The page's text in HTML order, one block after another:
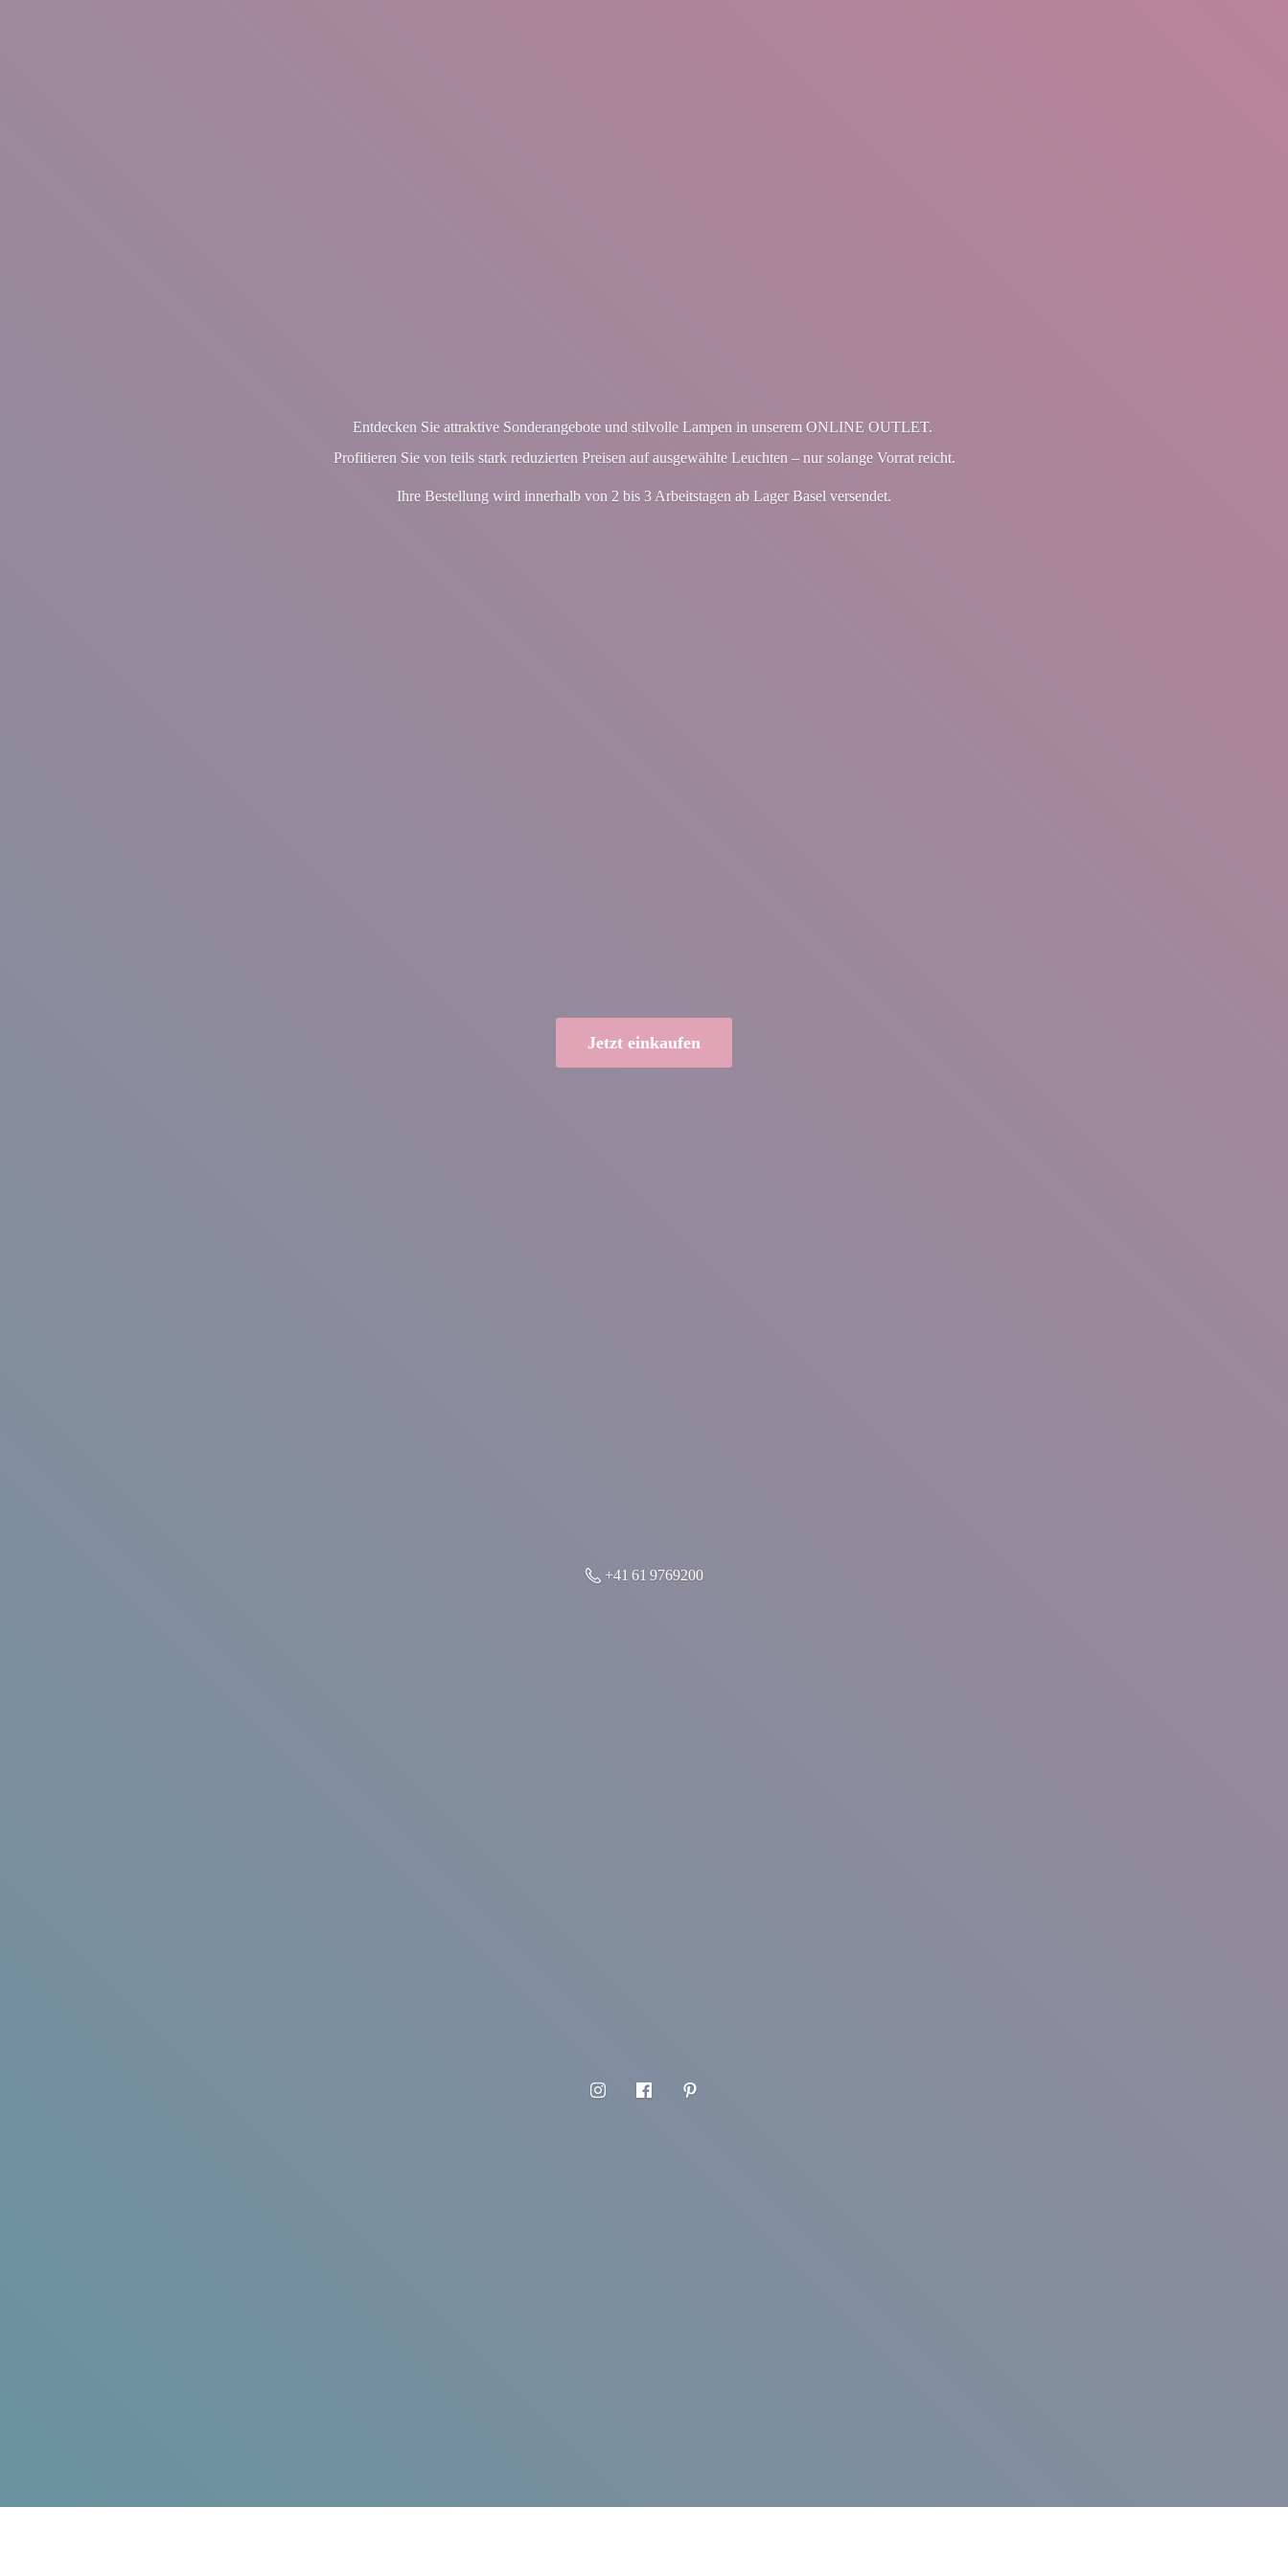
Entdecken Sie attraktive Sonderangebote und stilvolle Lampen in unserem ONLINE OUTLET.
Profitieren Sie von teils stark reduzierten Preisen auf ausgewählte Leuchten – nur solange Vorrat reicht.
Ihre Bestellung wird innerhalb von 2 bis 3 Arbeitstagen ab LagerBasel versendet.
Jetzt einkaufen
+41 61 9769200